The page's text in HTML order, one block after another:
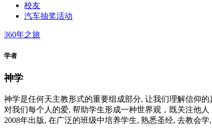
校友
汽车抽奖活动
360年之旅
学者
神学
神学是任何天主教形式的重要组成部分, 让我们理解信仰
对我们每个人的爱, 帮助学生形成一种世界观，既关注他
2008年出版, 在广泛的班级中培养学生, 熟悉圣经, 去教会